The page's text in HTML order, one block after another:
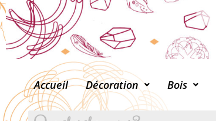
Accueil Décoration Bois